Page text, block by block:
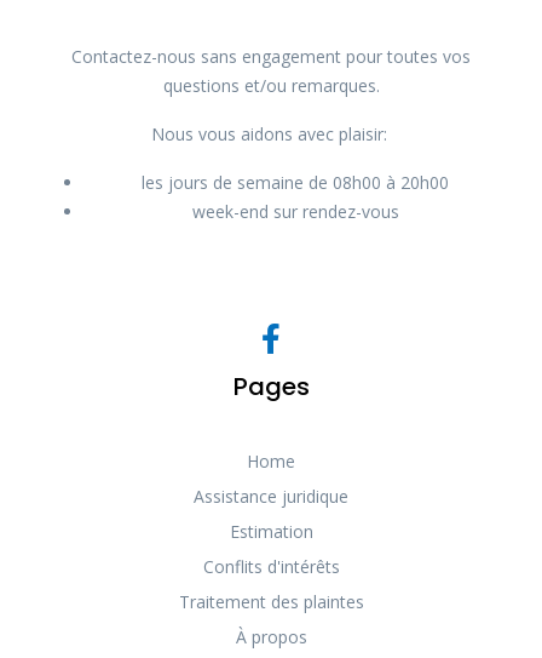
Contactez-nous sans engagement pour toutes vos
questions et/ou remarques.
Nous vous aidons avec plaisir:
les jours de semaine de 08h00 à 20h00
week-end sur rendez-vous
Pages
Home
Assistance juridique
Estimation
Conflits d'intérêts
Traitement des plaintes
À propos